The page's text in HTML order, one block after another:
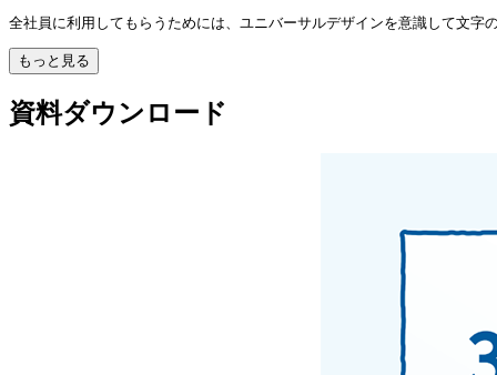
全社員に利用してもらうためには、ユニバーサルデザインを意識して文
もっと見る
資料ダウンロード